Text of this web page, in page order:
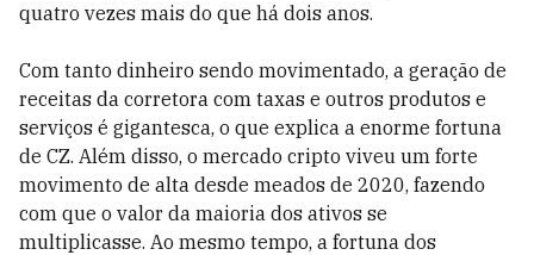
quatro vezes mais do que há dois anos.
Com tanto dinheiro sendo movimentado, a geração de
receitas da corretora com taxas e outros produtos e
serviços é gigantesca, o que explica a enorme fortuna
de CZ. Além disso, o mercado cripto viveu um forte
movimento de alta desde meados de 2020, fazendo
com que o valor da maioria dos ativos se
multiplicasse. Ao mesmo tempo, a fortuna dos